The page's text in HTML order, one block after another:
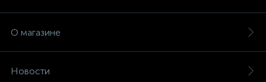
О магазине
Новости